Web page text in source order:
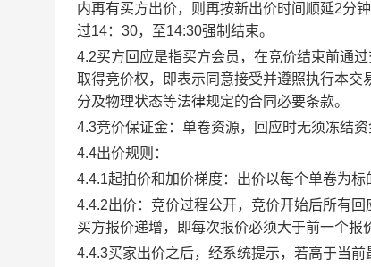
内再有买方出价，则再按新出价时间顺延2分
过14：30，至14:30强制结束。
4.2买方回应是指买方会员，在竞价结束前通
取得竞价权，即表示同意接受并遵照执行本
分及物理状态等法律规定的合同必要条款。
4.3竞价保证金：单卷资源，回应时无须冻结资
4.4出价规则：
4.4.1起拍价和加价梯度：出价以每个单卷为标
4.4.2出价：竞价过程公开，竞价开始后所有
买方报价递增，即每次报价必须大于前一个报
4.4.3买家出价之后，经系统提示，若高于当